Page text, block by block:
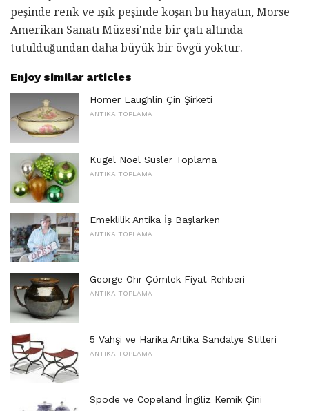
peşinde renk ve ışık peşinde koşan bu hayatın, Morse
Amerikan Sanatı Müzesi'nde bir çatı altında
tutulduğundan daha büyük bir övgü yoktur.
Enjoy similar articles
Homer Laughlin Çin Şirketi
ANTIKA TOPLAMA
Kugel Noel Süsler Toplama
ANTIKA TOPLAMA
Emeklilik Antika İş Başlarken
ANTIKA TOPLAMA
George Ohr Çömlek Fiyat Rehberi
ANTIKA TOPLAMA
5 Vahşi ve Harika Antika Sandalye Stilleri
ANTIKA TOPLAMA
Spode ve Copeland İngiliz Kemik Çini